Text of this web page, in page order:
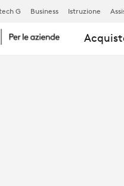
G Business Istruzione